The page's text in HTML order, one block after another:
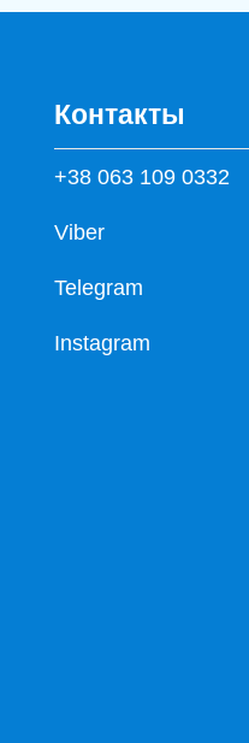
Контакты
+38 063 109 0332
Viber
Telegram
Instagram